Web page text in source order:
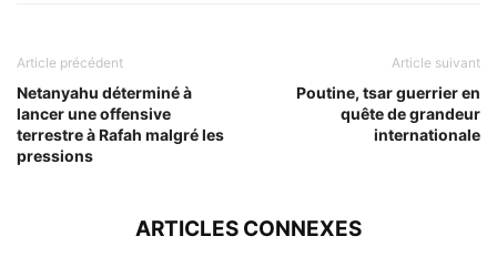
Article précédent
Netanyahu déterminé à
lancer une offensive
terrestre à Rafah malgré les
pressions
Article suivant
Poutine, tsar guerrier en
quête de grandeur
internationale
ARTICLES CONNEXES